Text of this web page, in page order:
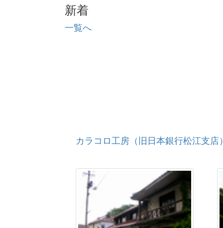
新着
一覧へ
カラコロ工房（旧日本銀行松江支店